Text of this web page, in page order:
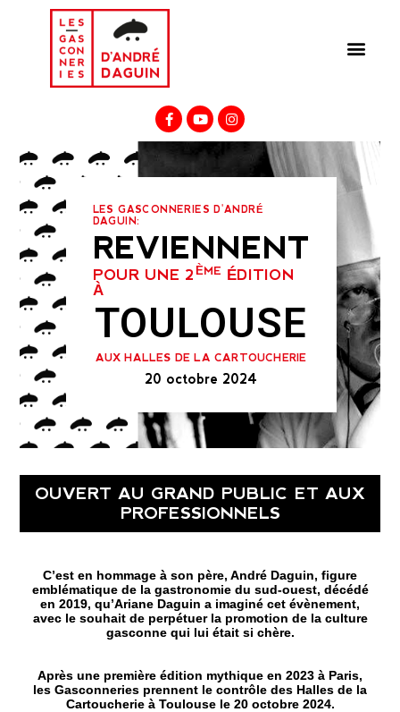
LES GASCONNERIES D'ANDRÉ
DAGUIN:
REVIENNENT
POUR UNE 2 ÈME ÉDITION
À
TOULOUSE
AUX HALLES DE LA CARTOUCHERIE
20 octobre 2024
OUVERT AU GRAND PUBLIC ET AUX
PROFESSIONNELS
C’est en hommage à son père, André Daguin, figure
emblématique de la gastronomie du sud-ouest, décédé
en 2019, qu’Ariane Daguin a imaginé cet évènement,
avec le souhait de perpétuer la promotion de la culture
gasconne qui lui était si chère.
Après une première édition mythique en 2023 à Paris,
les Gasconneries prennent le contrôle des Halles de la
Cartoucherie à Toulouse le 20 octobre 2024.